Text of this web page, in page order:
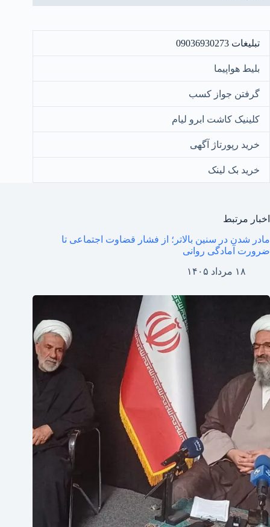
تبلیغات 09036930273
بلیط هواپیما
گرفتن جواز کسب
کلینیک کاشت ابرو لیام
خرید رپورتاژ آگهی
خرید بک لینک
اخبار مرتبط
مادر شدن در سنین بالاتر؛ از فشار قضاوت اجتماعی تا
ضرورت آمادگی روانی
۱۸ مرداد ۱۴۰۵